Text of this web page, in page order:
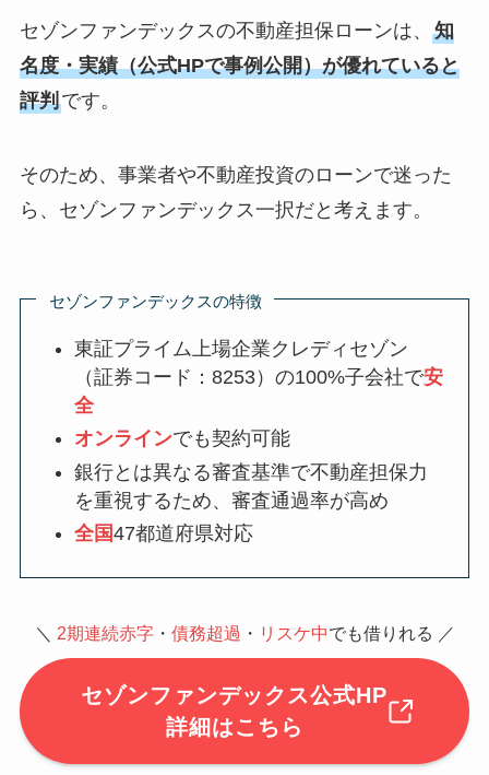
セゾンファンデックスの不動産担保ローンは、 知
名度・実績（公式HPで事例公開）が優れていると
評判です。
そのため、事業者や不動産投資のローンで迷った
ら、セゾンファンデックス一択だと考えます。
セゾンファンデックスの特徴
東証プライム上場企業クレディセゾン
（証券コード：8253）の100%子会社で安
全
オンラインでも契約可能
銀行とは異なる審査基準で不動産担保力
を重視するため、審査通過率が高め
全国47都道府県対応
＼ 2期連続赤字・ 債務超過 ・ リスケ中でも借りれる ／
セゾンファンデックス公式HP
詳細はこちら